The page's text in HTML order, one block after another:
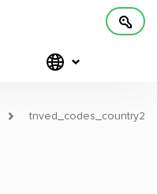
tnved_codes_country2